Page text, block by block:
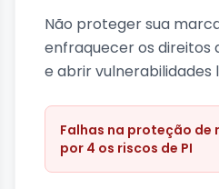
Não proteger sua
enfraquecer os direitos
e abrir vulnerabilidades
Falhas na proteção
por 4 os riscos de PI